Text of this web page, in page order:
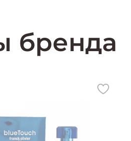
бренда